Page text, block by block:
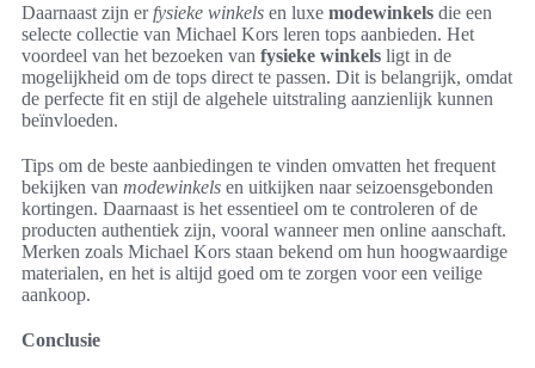
Daarnaast zijn er fysieke winkels en luxe modewinkels die een
selecte collectie van Michael Kors leren tops aanbieden. Het
voordeel van het bezoeken van fysieke winkels ligt in de
mogelijkheid om de tops direct te passen. Dit is belangrijk, omdat
de perfecte fit en stijl de algehele uitstraling aanzienlijk kunnen
beïnvloeden.
Tips om de beste aanbiedingen te vinden omvatten het frequent
bekijken van modewinkels en uitkijken naar seizoensgebonden
kortingen. Daarnaast is het essentieel om te controleren of de
producten authentiek zijn, vooral wanneer men online aanschaft.
Merken zoals Michael Kors staan bekend om hun hoogwaardige
materialen, en het is altijd goed om te zorgen voor een veilige
aankoop.
Conclusie